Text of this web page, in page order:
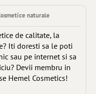
naturale
de calitate, la
Iti doresti sa le poti
sau pe internet si sa
Devii membru in
Hemel Cosmetics!